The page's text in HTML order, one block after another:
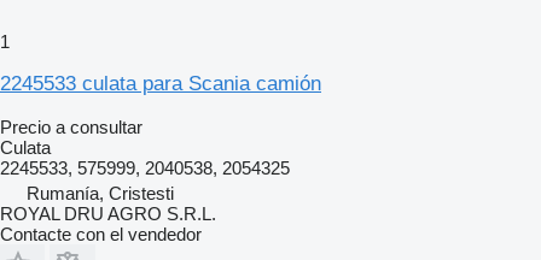
1
2245533 culata para Scania camión
Precio a consultar
Culata
2245533, 575999, 2040538, 2054325
Rumanía, Cristesti
ROYAL DRU AGRO S.R.L.
Contacte con el vendedor